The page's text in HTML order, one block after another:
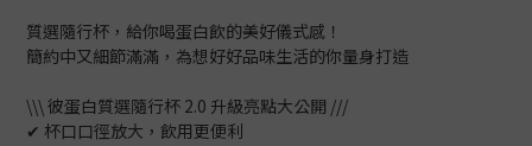
質選隨行杯，給你喝蛋白飲的美好儀式感！
簡約中又細節滿滿，為想好好品味生活的你量身打造
\\\ 彼蛋白質選隨行杯 2.0 升級亮點大公開 ///
✔︎ 杯口口徑放大，飲用更便利